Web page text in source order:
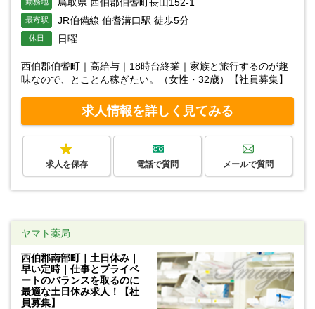
最寄駅 JR伯備線 伯耆溝口駅 徒歩5分
休日 日曜
西伯郡伯耆町｜高給与｜18時台終業｜家族と旅行するのが趣
味なので、とことん稼ぎたい。（女性・32歳）【社員募集】
求人情報を詳しく見てみる
求人を保存 電話で質問 メールで質問
ヤマト薬局
西伯郡南部町｜土日休み｜
早い定時｜仕事とプライベ
ートのバランスを取るのに
最適な土日休み求人！【社
員募集】